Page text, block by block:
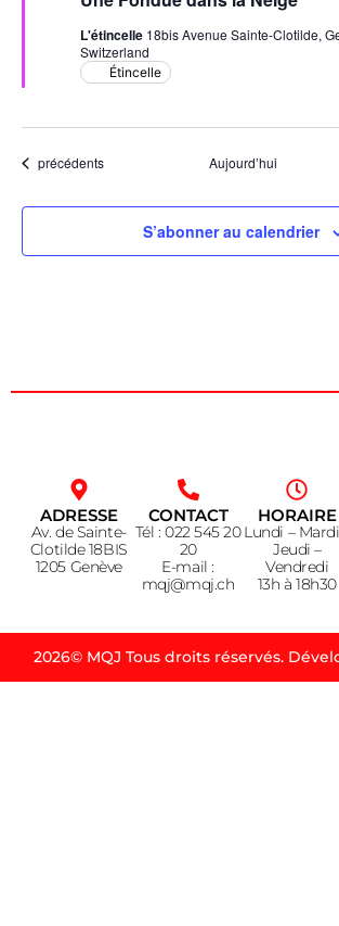
L'étincelle 18bis Avenue Sainte-Clotilde,
Switzerland
Étincelle
Évènements
précédents Aujourd’hui
S’abonner au calendrier
ADRESSE
Av. de Sainte-
Clotilde 18BIS
1205 Genève
CONTACT
Tél : 022 545 20
20
E-mail :
mqj@mqj.ch
HORAIRE
Lundi –
Jeudi –
Vendredi
13h à 18h30
2026© MQJ Tous droits réservés.